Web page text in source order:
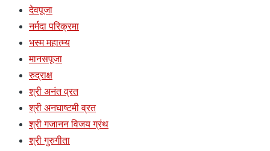
देवपूजा
नर्मदा परिक्रमा
भस्म महात्म्य
मानसपूजा
रुद्राक्ष
श्री अनंत व्रत
श्री अनघाष्टमी व्रत
श्री गजानन विजय ग्रंथ
श्री गुरुगीता